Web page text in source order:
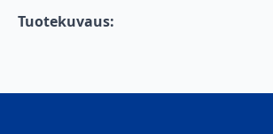
Tuotekuvaus: